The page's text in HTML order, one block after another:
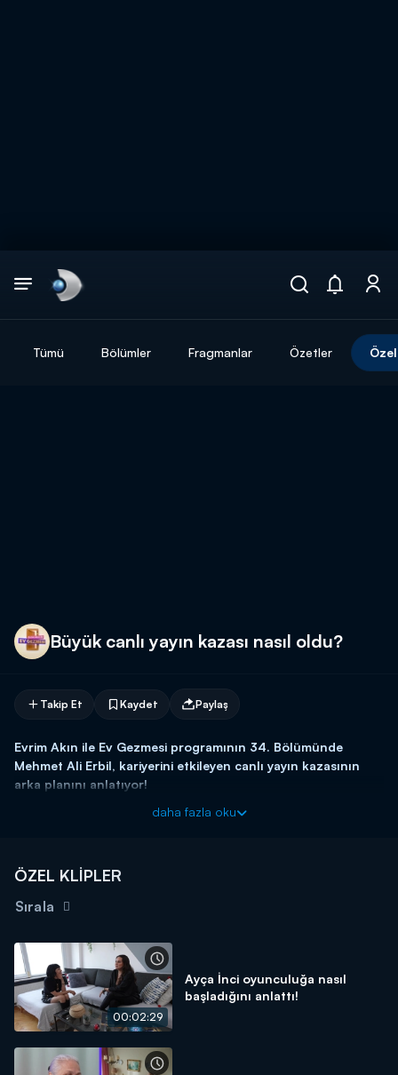
Tümü Bölümler Fragmanlar Özetler
Büyük canlı yayın kazası nasıl oldu?
Takip Et Kaydet Paylaş
Evrim Akın ile Ev Gezmesi programının 34. Bölümünde
Mehmet Ali Erbil, kariyerini etkileyen canlı yayın kazasının
arka planını anlatıyor!
Evrim Akın ile Ev Gezmesi her pazar 12.45'te Kanal D'de!
daha fazla oku
ÖZEL KLİPLER
Sırala
00:02:29
Ayça İnci oyunculuğa nasıl
başladığını anlattı!